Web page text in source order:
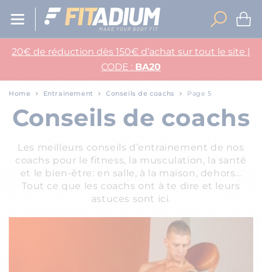
20€ de réduction dès 150€ d’achat sur tout le site |
CODE : BA20
Home Entrainement Conseils de coachs Page 5
Conseils de coachs
Les meilleurs conseils d’entrainement de nos
coachs pour le fitness, la musculation, la santé
et le bien-être: en salle, à la maison, dehors…
Tout ce que les coachs ont à te dire et leurs
astuces sont ici.